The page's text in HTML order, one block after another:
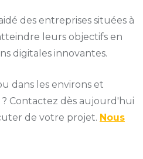
des entreprises situées à
leurs objectifs en
digitales innovantes.
dans les environs et
Contactez dès aujourd'hui
de votre projet. Nous